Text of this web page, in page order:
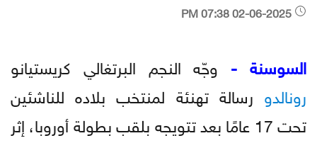
السوسنة - وجّه النجم البرتغالي كريستيانو
رونالدو رسالة تهنئة لمنتخب بلاده للناشئين
تحت 17 عامًا بعد تتويجه بلقب بطولة أوروبا، إثر